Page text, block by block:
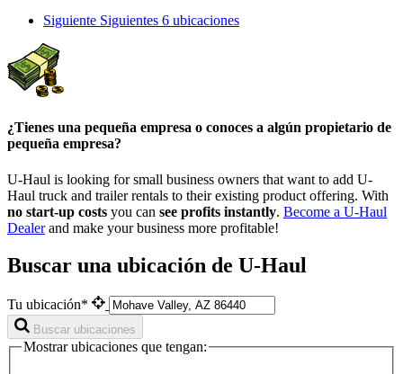
Siguiente Siguientes 6 ubicaciones
¿Tienes una pequeña empresa o conoces a algún propietario de
pequeña empresa?
U-Haul is looking for small business owners that want to add U-
Haul truck and trailer rentals to their existing product offering. With
no start-up costs you can see profits instantly. Become a U-Haul
Dealerand make your business more profitable!
Buscar una ubicación de U-Haul
Tu ubicación*
Buscar ubicaciones
Mostrar ubicaciones que tengan: